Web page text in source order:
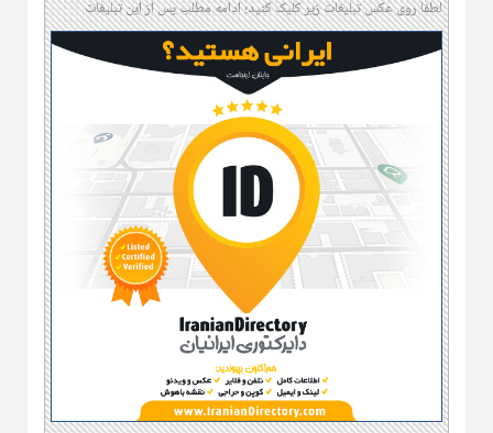
لطفا روی عکس تبلیغات زیر کلیک کنید؛ ادامه مطلب پس از این تبلیغات